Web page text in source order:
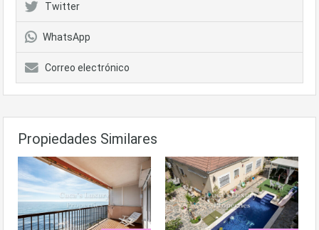
Twitter
WhatsApp
Correo electrónico
Propiedades Similares